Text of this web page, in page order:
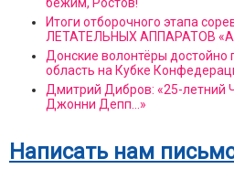
Итоги отборочного этапа
ЛЕТАТЕЛЬНЫХ АППАРАТОВ
Донские волонтёры достойно
область на Кубке
Дмитрий Дибров: «25-летний
Джонни Депп...»
Написать нам